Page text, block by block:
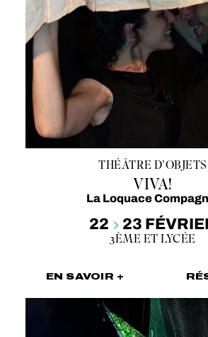
THÉÂTRE D’OBJETS
VIVA!
La Loquace
22 23
3ÈME ET LYCÉE
EN SAVOIR +